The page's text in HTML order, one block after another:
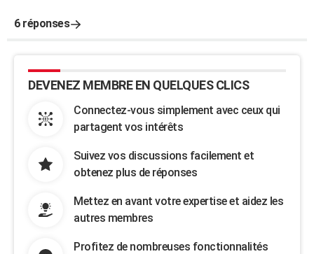
6 réponses
DEVENEZ MEMBRE EN QUELQUES CLICS
Connectez-vous simplement avec ceux qui
partagent vos intérêts
Suivez vos discussions facilement et
obtenez plus de réponses
Mettez en avant votre expertise et aidez les
autres membres
Profitez de nombreuses fonctionnalités